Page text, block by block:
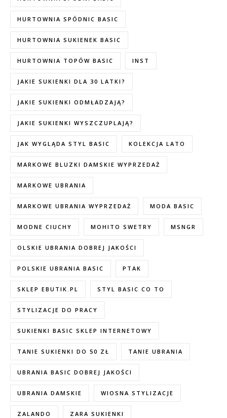
HURTOWNIA SPÓDNIC BASIC
HURTOWNIA SUKIENEK BASIC
HURTOWNIA TOPÓW BASIC INST
JAKIE SUKIENKI DLA 30 LATKI?
JAKIE SUKIENKI ODMŁADZAJĄ?
JAKIE SUKIENKI WYSZCZUPLAJĄ?
JAK WYGLĄDA STYL BASIC KOLEKCJA LATO
MARKOWE BLUZKI DAMSKIE WYPRZEDAŻ
MARKOWE UBRANIA
MARKOWE UBRANIA WYPRZEDAŻ MODA BASIC
MODNE CIUCHY MOHITO SWETRY MSNGR
OLSKIE UBRANIA DOBREJ JAKOŚCI
POLSKIE UBRANIA BASIC PTAK
SKLEP EBUTIK.PL STYL BASIC CO TO
STYLIZACJE DO PRACY
SUKIENKI BASIC SKLEP INTERNETOWY
TANIE SUKIENKI DO 50 ZŁ TANIE UBRANIA
UBRANIA BASIC DOBREJ JAKOŚCI
UBRANIA DAMSKIE WIOSNA STYLIZACJE
ZALANDO ZARA SUKIENKI